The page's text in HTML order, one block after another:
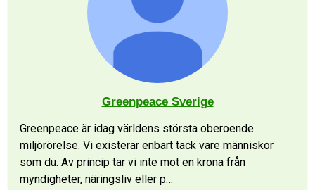
Greenpeace Sverige
Greenpeace är idag världens största oberoende
miljörörelse. Vi existerar enbart tack vare människor
som du. Av princip tar vi inte mot en krona från
myndigheter, näringsliv eller p…